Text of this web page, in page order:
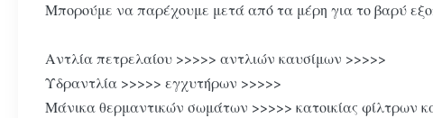
Μπορούμε να παρέχουμε μετά από τα μέρη για το βαρύ
Αντλία πετρελαίου >>>>> αντλιών καυσίμων >>>>>
Υδραντλία >>>>> εγχυτήρων >>>>>
Μάνικα θερμαντικών σωμάτων >>>>> κατοικίας φίλτρων